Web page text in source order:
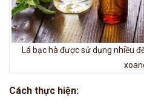
Lá bạc hà được sử dụng nhiều
Cách thực hiện: